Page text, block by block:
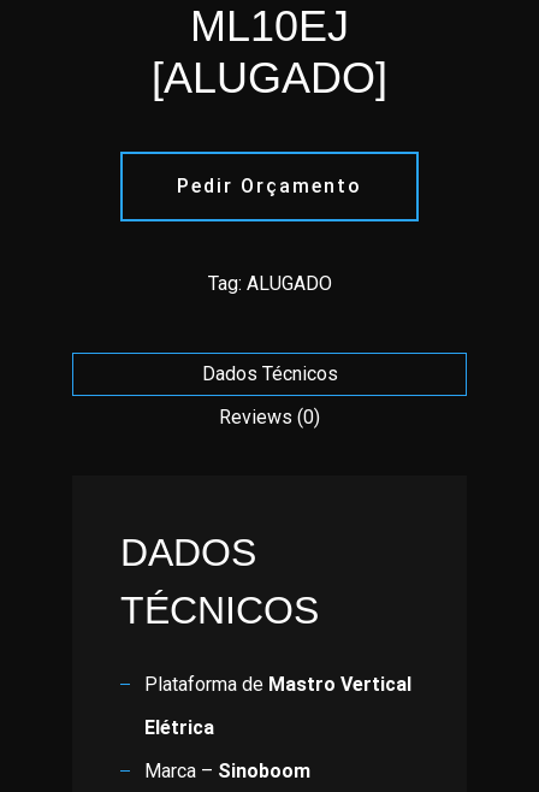
ML10EJ
[ALUGADO]
Pedir Orçamento
Tag: ALUGADO
Dados Técnicos
Reviews (0)
DADOS
TÉCNICOS
Plataforma de Mastro Vertical
Elétrica
Marca – Sinoboom